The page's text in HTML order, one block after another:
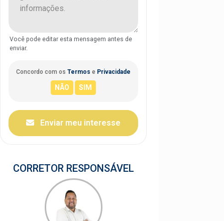
Você pode editar esta mensagem antes de
enviar.
Concordo com os Termos e Privacidade
Enviar meu interesse
CORRETOR RESPONSÁVEL